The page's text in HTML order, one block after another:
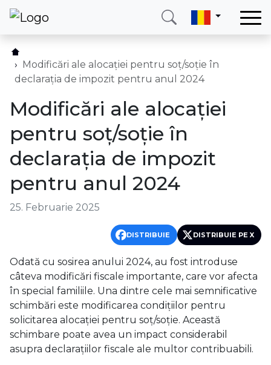
Serviciile noastre
Blog
Date de contact
Despre noi
E-mail
Modificări ale alocației pentru soț/soție în
declarația de impozit pentru anul 2024
Modificări ale alocației
pentru soț/soție în
declarația de impozit
pentru anul 2024
25. Februarie 2025
DISTRIBUIE DISTRIBUIE PE X
Odată cu sosirea anului 2024, au fost introduse
câteva modificări fiscale importante, care vor afecta
în special familiile. Una dintre cele mai semnificative
schimbări este modificarea condițiilor pentru
solicitarea alocației pentru soț/soție. Această
schimbare poate avea un impact considerabil
asupra declarațiilor fiscale ale multor contribuabili.